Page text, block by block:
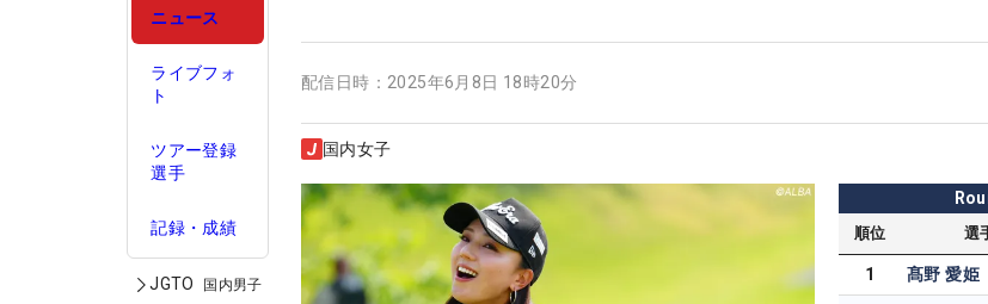
ニュース
ライブフォ
ト
ツアー登録
選手
記録・成績
JGTO 国内男子
配信日時： 2025年6月8日 18時20分
国内女子
順位 選
1 髙野 愛姫